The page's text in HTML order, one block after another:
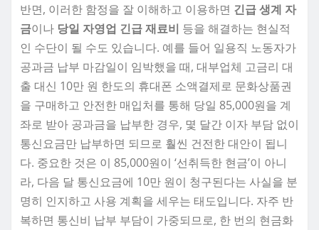
반면, 이러한 함정을 잘 이해하고 이용하면 긴급 생계 자
금이나 당일 자영업 긴급 재료비 등을 해결하는 현실적
인 수단이 될 수도 있습니다. 예를 들어 일용직 노동자가
공과금 납부 마감일이 임박했을 때, 대부업체 고금리 대
출 대신 10만 원 한도의 휴대폰 소액결제로 문화상품권
을 구매하고 안전한 매입처를 통해 당일 85,000원을 계
좌로 받아 공과금을 납부한 경우, 몇 달간 이자 부담 없이
통신요금만 납부하면 되므로 훨씬 건전한 대안이 됩니
다. 중요한 것은 이 85,000원이 ‘선취득한 현금’이 아니
라, 다음 달 통신요금에 10만 원이 청구된다는 사실을 분
명히 인지하고 사용 계획을 세우는 태도입니다. 자주 반
복하면 통신비 납부 부담이 가중되므로, 한 번의 현금화